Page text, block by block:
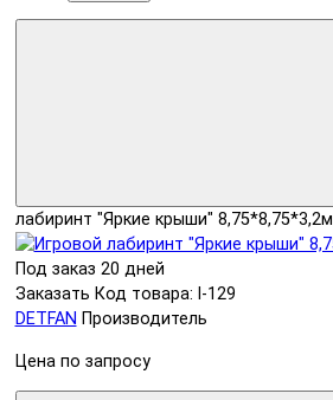
лабиринт "Яркие крыши" 8,75*8,75*3,2м
Под заказ 20 дней
Заказать Код товара: l-129
DETFAN Производитель
Цена по запросу